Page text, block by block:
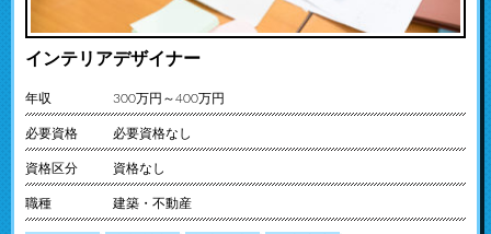
インテリアデザイナー
年収 300万円～400万円
必要資格 必要資格なし
資格区分 資格なし
職種 建築・不動産